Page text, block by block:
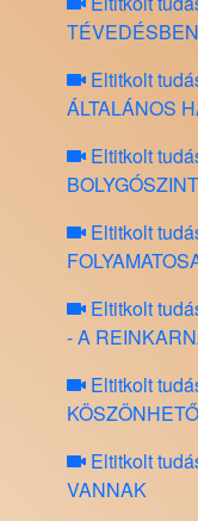
Eltitkolt
ÁLTALÁNOS
Eltitkolt
Eltitkolt
Eltitkolt
- A
Eltitkolt
Eltitkolt
VANNAK